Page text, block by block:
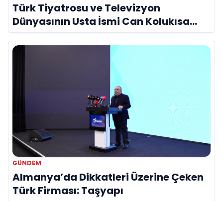
Türk Tiyatrosu ve Televizyon
Dünyasının Usta İsmi Can Kolukısa
Hayatını Kaybetti
GÜNDEM
Almanya’da Dikkatleri Üzerine Çeken
Türk Firması: Taşyapı